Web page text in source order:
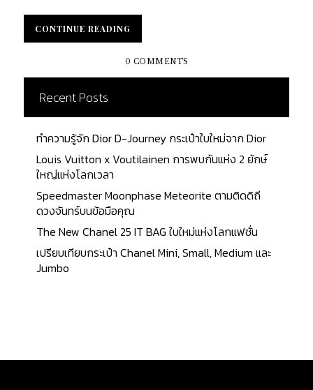
เป็นเอกลักษณ์ของแบรนด์ Louis Vuitton โดยเฉพาะ
ซึ่งลายจะสลับหนังเรียบและหนังบุอย่างชัดเจน S-Lock
: ด้านหน้าของกระเป๋ามาในรูปแบบตัวล็อกแบบ S-lock
สีทอง (Gold) ที่มีการทำเครื่องหมายการค้า LOUIS
VUITTON PARIS ระบุอยู่บนแผ่นโลหะ ซึ่งได้แรง
บันดาลใจจากหีบ อันเป็นสินค้าสร้างชื่อของแบรนด์
Strap Drop : สายสะพายมีความยาว 40- 55
เซนติเมตร (15.7-21.6 นิ้ว) สามารถปรับได้ตามความ
ต้องการของผู้ใช้งาน อีกทั้งสายสามารถถอดออกได้ ซึ่ง
ตัวเชื่อมสายเป็นโลหะสีทอง สลักคำว่า LOUIS
VUITTON อย่างชัดเจน ...
CONTINUE READING
CONTINUE READING
0 COMMENTS
Recent Posts
ทำความรู้จัก Dior D-Journey กระเป๋าใบใหม่จาก Dior
Louis Vuitton x Voutilainen การพบกันแห่ง 2 ยักษ์
ใหญ่แห่งโลกเวลา
Speedmaster Moonphase Meteorite ตามติดดิถี
ดวงจันทร์บนข้อมือคุณ
The New Chanel 25 IT BAG ใบใหม่แห่งโลกแฟชั่น
เปรียบเทียบกระเป๋า Chanel Mini, Small, Medium และ
Jumbo